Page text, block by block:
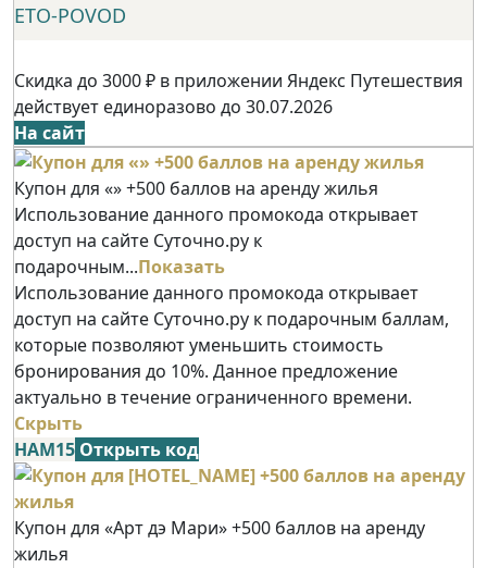
ETO-POVOD
Скидка до 3000 ₽ в приложении Яндекс Путешествия
действует единоразово до 30.07.2026
На сайт
Купон для «» +500 баллов на аренду жилья
Использование данного промокода открывает
доступ на сайте Суточно.ру к
подарочным...Показать
Использование данного промокода открывает
доступ на сайте Суточно.ру к подарочным баллам,
которые позволяют уменьшить стоимость
бронирования до 10%. Данное предложение
актуально в течение ограниченного времени.
Скрыть
НАМ15 Открыть код
Купон для «Арт дэ Мари» +500 баллов на аренду
жилья